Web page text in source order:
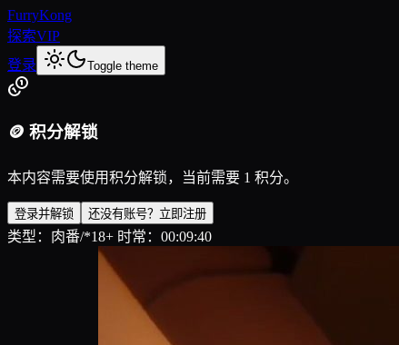
FurryKong
探索VIP
登录
Toggle theme
🪙 积分解锁
本内容需要使用积分解锁，当前需要 1 积分。
登录并解锁 还没有账号？立即注册
类型：肉番/*18+ 时常：00:09:40